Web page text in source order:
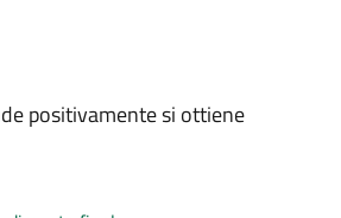
positivamente si ottiene